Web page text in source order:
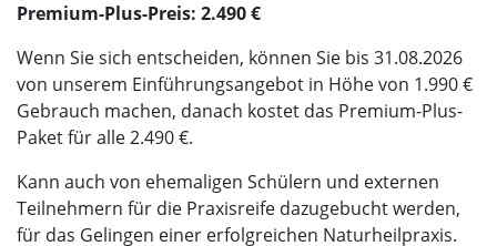
Premium-Plus-Preis: 2.490 €
Wenn Sie sich entscheiden, können Sie bis 31.08.2026
von unserem Einführungsangebot in Höhe von 1.990 €
Gebrauch machen, danach kostet das Premium-Plus-
Paket für alle 2.490 €.
Kann auch von ehemaligen Schülern und externen
Teilnehmern für die Praxisreife dazugebucht werden,
für das Gelingen einer erfolgreichen Naturheilpraxis.